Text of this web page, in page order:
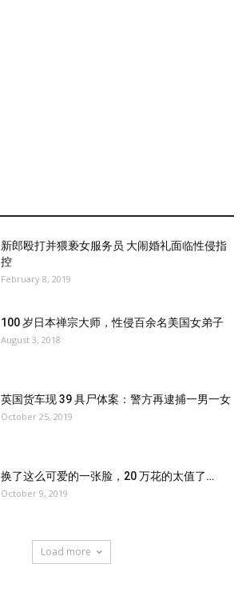
新郎殴打并猥亵女服务员 大闹婚礼面临性侵指
控
February 8, 2019
100 岁日本禅宗大师，性侵百余名美国女弟子
August 3, 2018
英国货车现 39 具尸体案：警方再逮捕一男一女
October 25, 2019
换了这么可爱的一张脸，20 万花的太值了…
October 9, 2019
Load more